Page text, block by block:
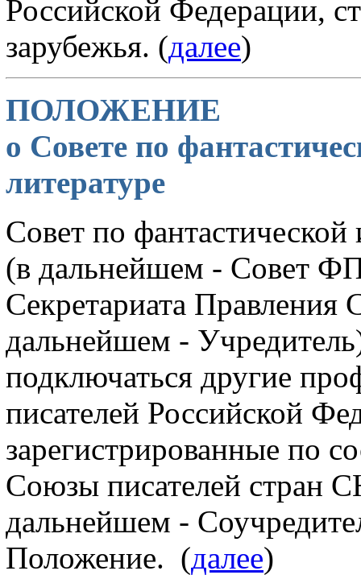
Российской Федерации,
зарубежья. (далее)
ПОЛОЖЕНИЕ
о Совете по
литературе
Совет по
(в дальнейшем - Совет
Секретариата Правления
дальнейшем -
подключаться другие
писателей Российской
зарегистрированные по
Союзы писателей стран
дальнейшем -
Положение. (далее)